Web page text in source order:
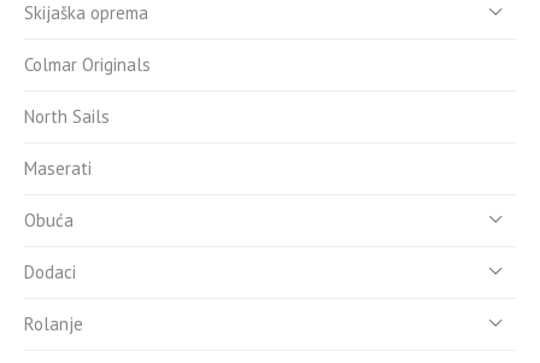
Skijaška oprema
Colmar Originals
North Sails
Maserati
Obuća
Dodaci
Rolanje